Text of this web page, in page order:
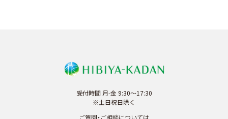
受付時間 月-金 9:30～17:30
※土日祝日除く